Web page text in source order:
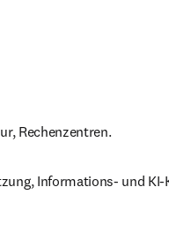
Rechenzentren.
Informations‑ und